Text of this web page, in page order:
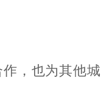
，也为其他城